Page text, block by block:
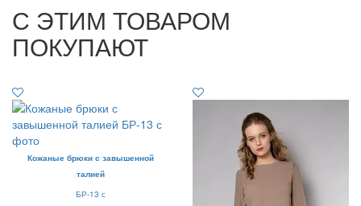
С ЭТИМ ТОВАРОМ
ПОКУПАЮТ
Кожаные брюки с завышенной
талией
БР-13 с